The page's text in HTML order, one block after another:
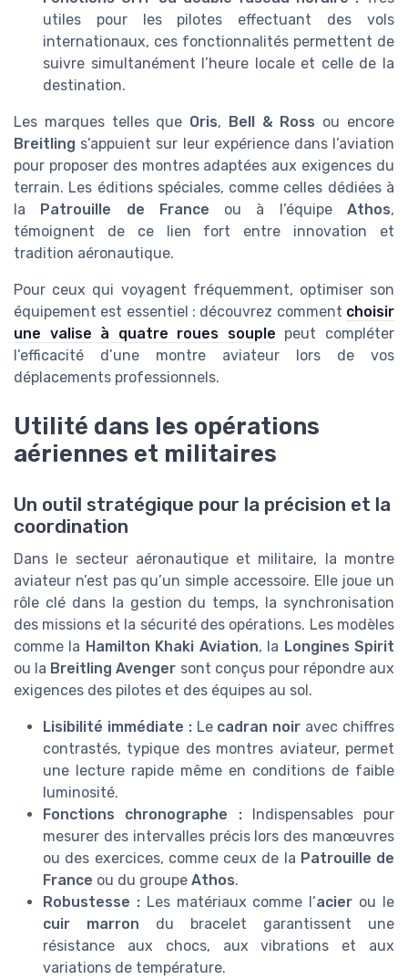
utiles pour les pilotes effectuant des vols
internationaux, ces fonctionnalités permettent de
suivre simultanément l’heure locale et celle de la
destination.
Les marques telles que Oris, Bell & Ross ou encore
Breitling s’appuient sur leur expérience dans l’aviation
pour proposer des montres adaptées aux exigences du
terrain. Les éditions spéciales, comme celles dédiées à
la Patrouille de France ou à l’équipeAthos,
témoignent de ce lien fort entre innovation et
tradition aéronautique.
Pour ceux qui voyagent fréquemment, optimiser son
équipement est essentiel : découvrez comment choisir
une valise à quatre roues souple peut compléter
l’efficacité d’une montre aviateur lors de vos
déplacements professionnels.
Utilité dans les opérations
aériennes et militaires
Un outil stratégique pour la précision et la
coordination
Dans le secteur aéronautique et militaire, la montre
aviateur n’est pas qu’un simple accessoire. Elle joue un
rôle clé dans la gestion du temps, la synchronisation
des missions et la sécurité des opérations. Les modèles
comme la Hamilton Khaki Aviation, la Longines Spirit
ou la Breitling Avenger sont conçus pour répondre aux
exigences des pilotes et des équipes au sol.
Lisibilité immédiate :Le cadran noir avec chiffres
contrastés, typique des montres aviateur, permet
une lecture rapide même en conditions de faible
luminosité.
Fonctions chronographe :Indispensables pour
mesurer des intervalles précis lors des manœuvres
ou des exercices, comme ceux de la Patrouille de
France ou du groupe Athos.
Robustesse :Les matériaux comme l’acier ou le
cuir marron du bracelet garantissent une
résistance aux chocs, aux vibrations et aux
variations de température.